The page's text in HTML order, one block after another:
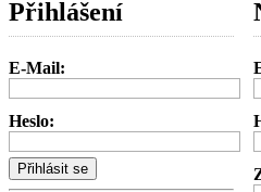
Přihlášení
E-Mail:
Heslo: